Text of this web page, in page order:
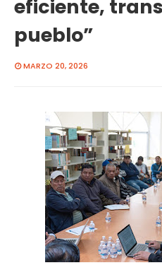
eficiente,
pueblo”
MARZO 20, 2026